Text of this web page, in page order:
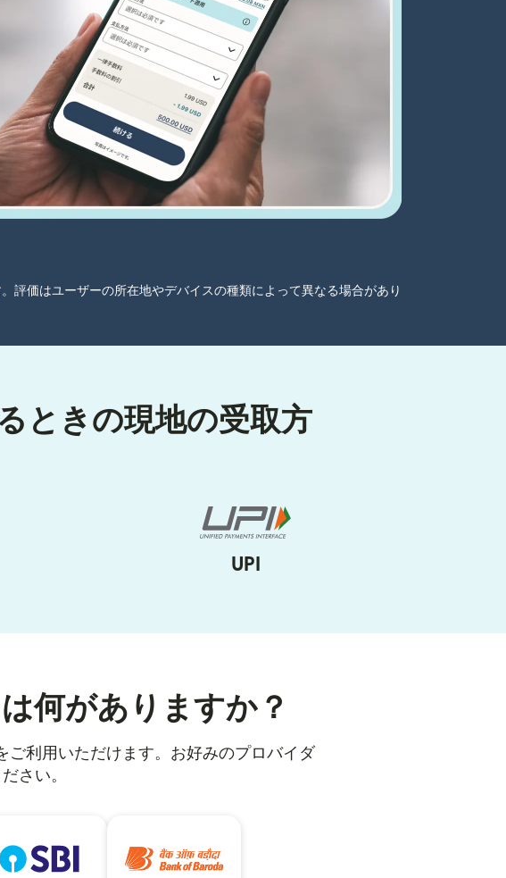
評価はユーザーの所在地やデバイスの種類によって異なる場合があり
ときの現地の受取方
UPI
何がありますか？
ご利用いただけます。お好みのプロバイダ
さい。